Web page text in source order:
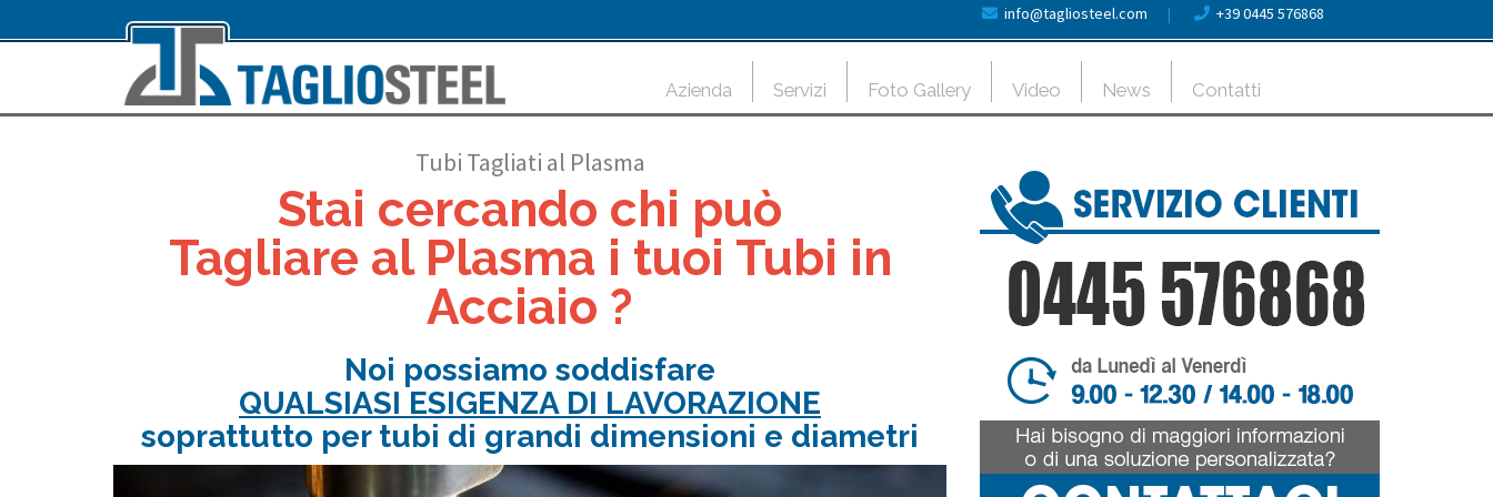
info@tagliosteel.com | +39 0445 576868
Azienda Servizi Foto Gallery Video News Contatti
Tubi Tagliati al Plasma
Stai cercando chi può
Tagliare al Plasma i tuoi Tubi in
Acciaio ?
Noi possiamo soddisfare
QUALSIASI ESIGENZA DI LAVORAZIONE
soprattutto per tubi di grandi dimensioni e diametri